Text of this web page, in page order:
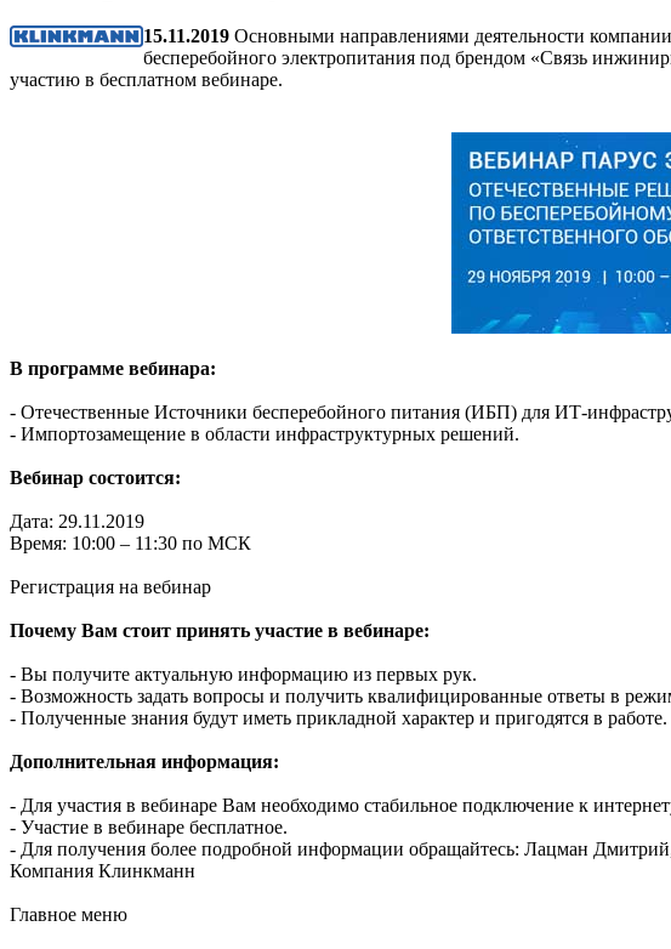
15.11.2019 Основными направлениями деятельности компании
бесперебойного электропитания под брендом «Связь
участию в бесплатном вебинаре.
В программе вебинара:
- Отечественные Источники бесперебойного питания (ИБП) для ИТ-
- Импортозамещение в области инфраструктурных решений.
Вебинар состоится:
Дата: 29.11.2019
Время: 10:00 – 11:30 по МСК
Регистрация на вебинар
Почему Вам стоит принять участие в вебинаре:
- Вы получите актуальную информацию из первых рук.
- Возможность задать вопросы и получить квалифицированные ответы в
- Полученные знания будут иметь прикладной характер и пригодятся в работе.
Дополнительная информация:
- Для участия в вебинаре Вам необходимо стабильное подключение к
- Участие в вебинаре бесплатное.
- Для получения более подробной информации обращайтесь: Лацман
Компания Клинкманн
Главное меню